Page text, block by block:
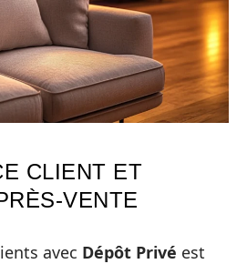
CLIENT ET
VENTE
avec Dépôt Privé est